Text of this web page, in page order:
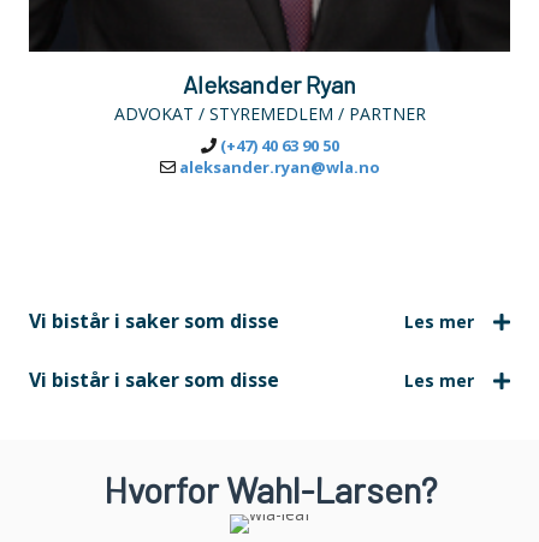
Aleksander Ryan
ADVOKAT / STYREMEDLEM / PARTNER
(+47) 40 63 90 50
aleksander.ryan@wla.no
Vi bistår i saker som disse
Vi bistår i saker som disse
Hvorfor Wahl-Larsen?